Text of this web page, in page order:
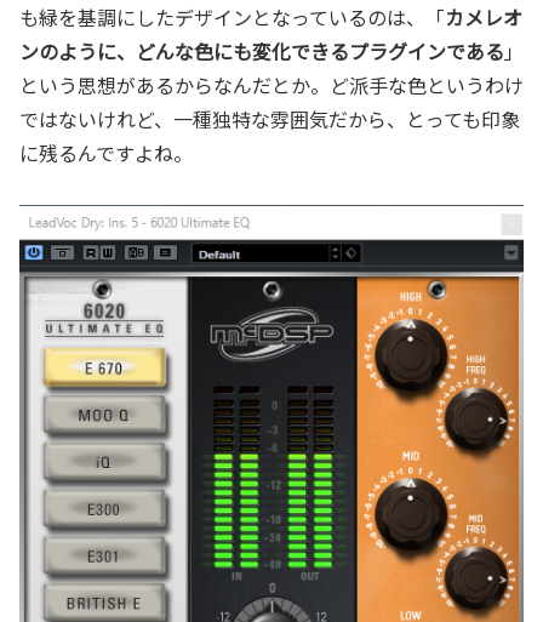
も緑を基調にしたデザインとなっているのは、「カメレオ
ンのように、どんな色にも変化できるプラグインである 」
という思想があるからなんだとか。ど派手な色というわけ
ではないけれど、一種独特な雰囲気だから、とっても印象
に残るんですよね。